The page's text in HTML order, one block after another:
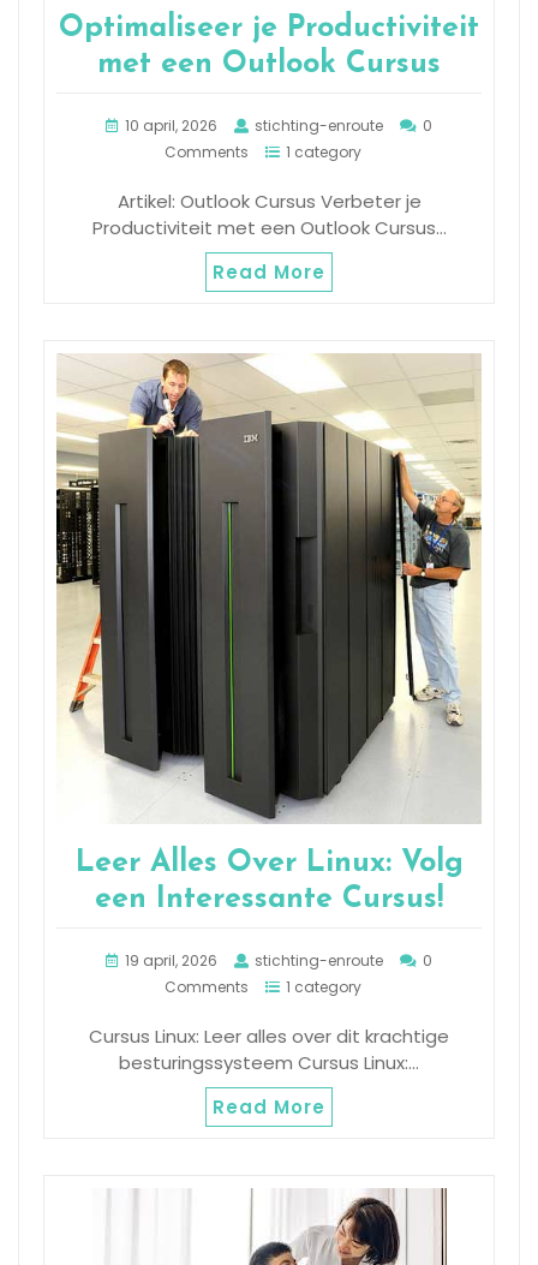
Optimaliseer je Productiviteit
met een Outlook Cursus
10 april, 2026 stichting-enroute
0
Comments
1 category
Artikel: Outlook Cursus Verbeter je
Productiviteit met een Outlook Cursus…
Read More
Leer Alles Over Linux: Volg
een Interessante Cursus!
19 april, 2026 stichting-enroute
0
Comments
1 category
Cursus Linux: Leer alles over dit krachtige
besturingssysteem Cursus Linux:…
Read More